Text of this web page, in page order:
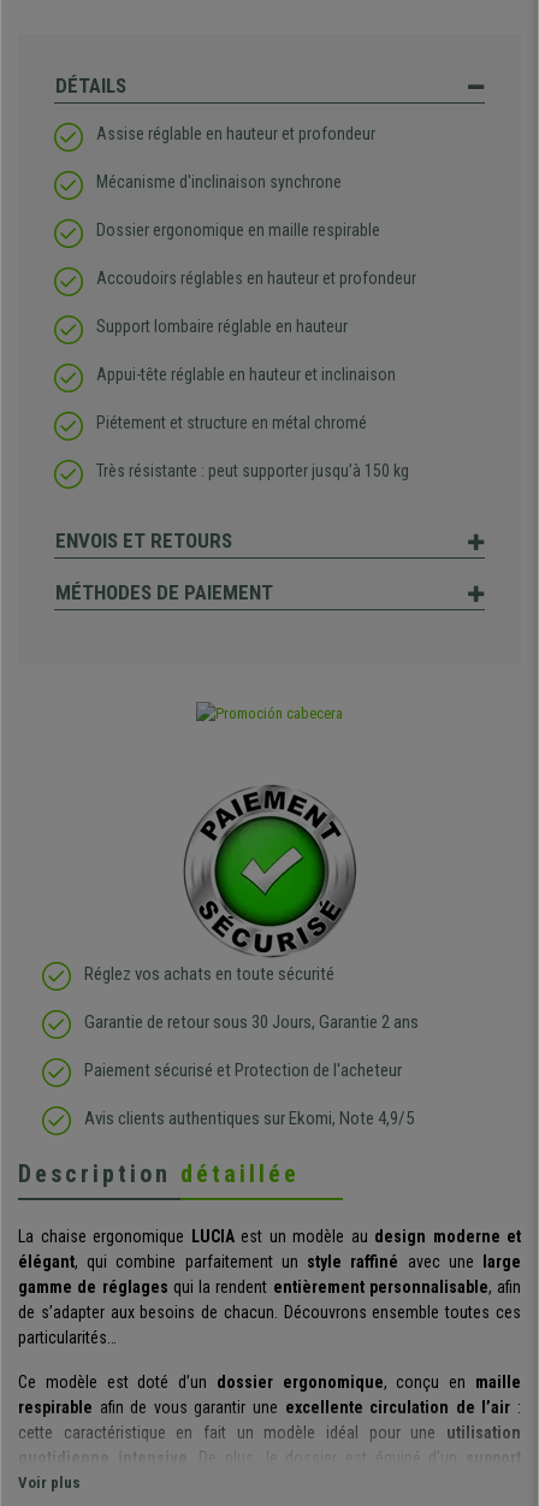
DÉTAILS
Assise réglable en hauteur et profondeur
Mécanisme d'inclinaison synchrone
Dossier ergonomique en maille respirable
Accoudoirs réglables en hauteur et profondeur
Support lombaire réglable en hauteur
Appui-tête réglable en hauteur et inclinaison
Piétement et structure en métal chromé
Très résistante : peut supporter jusqu’à 150 kg
ENVOIS ET RETOURS
MÉTHODES DE PAIEMENT
Réglez vos achats en toute sécurité
Garantie de retour sous 30 Jours, Garantie 2 ans
Paiement sécurisé et Protection de l'acheteur
Avis clients authentiques sur Ekomi, Note 4,9/5
Description détaillée
La chaise ergonomique LUCIAest un modèle au design moderne et
élégant, qui combine parfaitement un style raffiné avec une
large
gamme de réglages qui la rendent entièrement personnalisable, afin
de s’adapter aux besoins de chacun. Découvrons ensemble toutes ces
particularités…
Ce modèle est doté d’un dossier ergonomique, conçu en maille
respirable afin de vous garantir une excellente circulation de l’air :
cette caractéristique en fait un modèle idéal pour une utilisation
quotidienne intensive
. De plus, le dossier est équipé d’un
support
lombaire ajustable en hauteur
Voir plus